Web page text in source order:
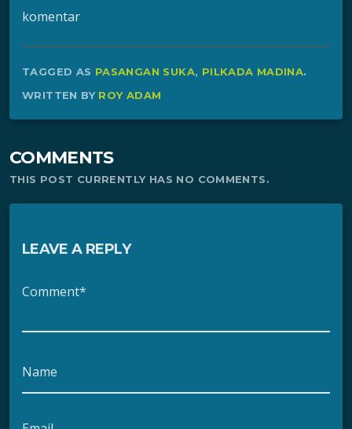
komentar
TAGGED AS PASANGAN SUKA, PILKADA MADINA.
WRITTEN BY ROY ADAM
COMMENTS
THIS POST CURRENTLY HAS NO COMMENTS.
LEAVE A REPLY
Comment*
Name